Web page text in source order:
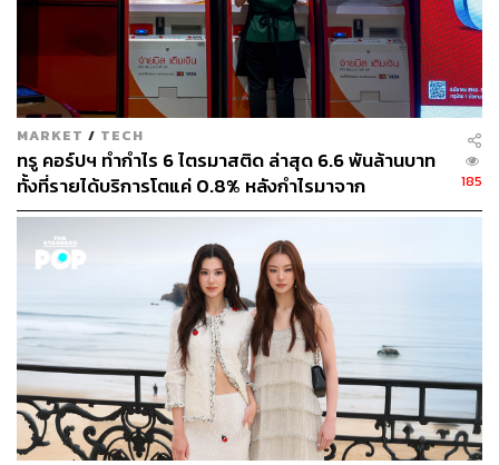
สามารถติดตาม THE STANDARD WEALTH
ผ่านแอปพลิเคชันต่างๆ ที่คุณสะดวกหรือใช้งานอยู่แล้วได้เลย
TAGS:
บมจ.โกลบอลกรีนเคมิคอล (GGC)
MARKET / TECH
ทรู คอร์ปฯ ทำกำไร 6 ไตรมาสติด ล่าสุด 6.6 พันล้านบาท
ทั้งที่รายได้บริการโตแค่ 0.8% หลังกำไรมาจาก
ประสิทธิภาพและใบอนุญาตคลื่น ไม่ใช่การขยายรายได้
185